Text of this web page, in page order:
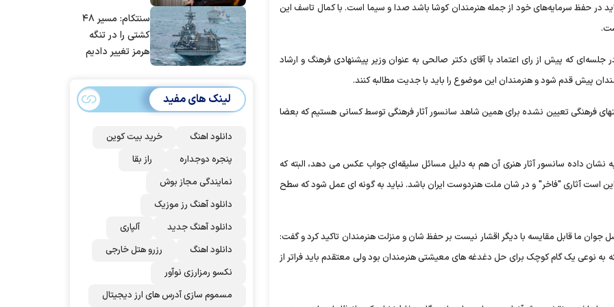
در حفظ سرمایه‌های خود از جمله هنرمندان کوشا باشد صدا و سیما است. با کمال تاسف این
که پیش از رای اعتماد با آقای دکتر صالحی به عنوان وزیر پیشنهادی فرهنگ و ارشاد
پیش قدم شود و هنرمندان این موضوع را باید با جدیت مطالبه کنند.
فرهنگی تعیین نشده برای همین شاهد سانسور آثار فرهنگی توسط کسانی هستیم که بعضا
داده سانسور آثار هنری آن هم به دلیل مسائل سلیقه‌ای جواب عکس می دهد، البته که
این است آثاری "فاخر" و در شان ملت هنردوست ایران باشد. نباید به گونه ای عمل شود که سطح
جوان ما قابل مقایسه با دیگر اقشار نیست بر حفظ شان و منزلت هنرمندان تاکید کرد و گفت:
نوعی یک گام کوچک برای حل دغدغه های معیشتی هنرمندان بود ولی معتقدم باید فراتر از
مردم ایران استسنتکام: مسیر ۴۸
کشتی را در تنگه
هرمز تغییر دادیم
لینک های مفید
دانلود اهنگ
خرید بیت کوین
پنجره دوجداره
راز بقا
نمایندگی مجاز بوش
دانلود آهنگ رز‌ موزیک
دانلود آهنگ جدید
آلپاری
دانلود اهنگ
رزرو هتل خارجی
نکسو رمزارزی نوآور
مسموم سازی آدرس های ارز دیجیتال